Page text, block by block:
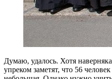
Думаю, удалось. Хотя
упреком заметят, что 56